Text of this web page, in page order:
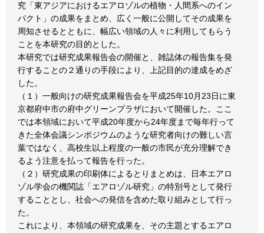
究「東アジアにおけるエアロゾルの植物・人間系へのイン
パクト」の成果をまとめ、広く一般に公開してその成果を
周知させるとともに、幅広い領域の人々に利用してもらう
ことを本研究の目的とした。
本研究では研究成果報告会の開催と、雑誌体の報告集を発
行することの２通りの手段により、上記目的の達成をめざ
した。
（１）一般向けの研究成果報告会を平成25年10月23日に東
京都府中市の府中グリーンプラザにおいて開催した。ここ
では本領域において平成20年度から24年度まで毎年行って
きた全体会議シンポジウムのような研究者向けの難しい言
葉ではなく、高校生以上程度の一般の市民が充分理解でき
るよう注意を払って報告を行った。
（２）研究成果の印刷体によるとりまとめは、日本エアロ
ゾル学会の機関誌「エアロゾル研究」の特別号として発行
することとし、社会への発信を含めた取り組みとして行っ
た。
これにより、本領域の研究成果を、その主題とするエアロ